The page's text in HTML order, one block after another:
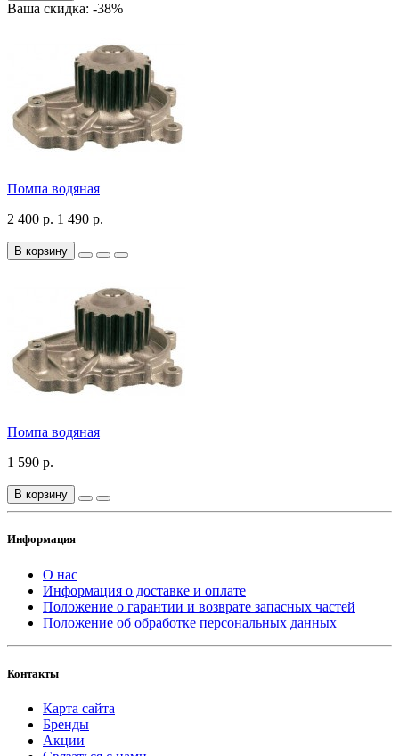
Ваша скидка: -38%
Помпа водяная
2 400 р. 1 490 р.
В корзину
Помпа водяная
1 590 р.
В корзину
Информация
О нас
Информация о доставке и оплате
Положение о гарантии и возврате запасных частей
Положение об обработке персональных данных
Контакты
Карта сайта
Бренды
Акции